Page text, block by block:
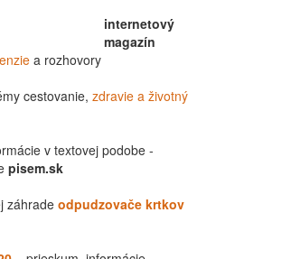
internetový
magazín
a rozhovory
cestovanie, zdravie a životný
v textovej podobe -
pisem.sk
záhrade odpudzovače krtkov